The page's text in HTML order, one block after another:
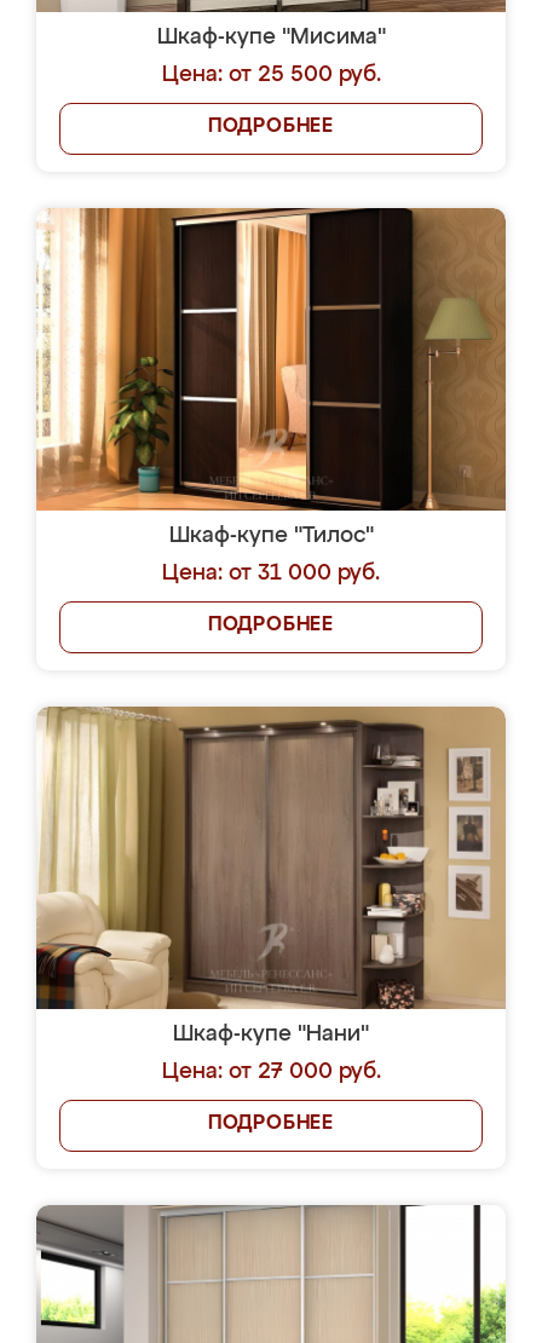
Шкаф-купе "Мисима"
Цена: от 25 500 руб.
ПОДРОБНЕЕ
Шкаф-купе "Тилос"
Цена: от 31 000 руб.
ПОДРОБНЕЕ
Шкаф-купе "Нани"
Цена: от 27 000 руб.
ПОДРОБНЕЕ